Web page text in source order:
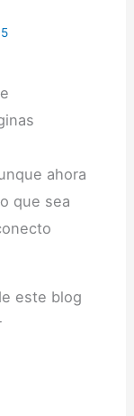
ahora
que sea
este blog